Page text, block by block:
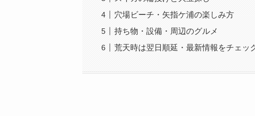
穴場ビーチ・矢指ケ浦の楽しみ方
持ち物・設備・周辺のグルメ
荒天時は翌日順延・最新情報をチェッ